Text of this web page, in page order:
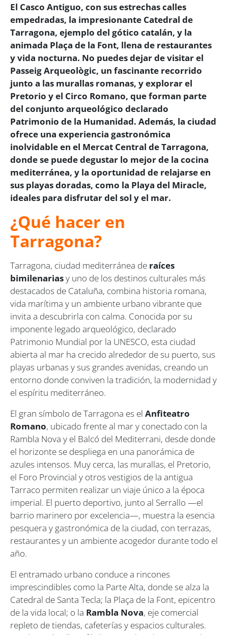
El Casco Antiguo, con sus estrechas calles
empedradas, la impresionante Catedral de
Tarragona, ejemplo del gótico catalán, y la
animada Plaça de la Font, llena de restaurantes
y vida nocturna. No puedes dejar de visitar el
Passeig Arqueològic, un fascinante recorrido
junto a las murallas romanas, y explorar el
Pretorio y el Circo Romano, que forman parte
del conjunto arqueológico declarado
Patrimonio de la Humanidad. Además, la ciudad
ofrece una experiencia gastronómica
inolvidable en el Mercat Central de Tarragona,
donde se puede degustar lo mejor de la cocina
mediterránea, y la oportunidad de relajarse en
sus playas doradas, como la Playa del Miracle,
ideales para disfrutar del sol y el mar.
¿Qué hacer en
Tarragona?
Tarragona, ciudad mediterránea de raíces
bimilenariasy uno de los destinos culturales más
destacados de Cataluña, combina historia romana,
vida marítima y un ambiente urbano vibrante que
invita a descubrirla con calma. Conocida por su
imponente legado arqueológico, declarado
Patrimonio Mundial por la UNESCO, esta ciudad
abierta al mar ha crecido alrededor de su puerto, sus
playas urbanas y sus grandes avenidas, creando un
entorno donde conviven la tradición, la modernidad y
el espíritu mediterráneo.
El gran símbolo de Tarragona es el Anfiteatro
Romano, ubicado frente al mar y conectado con la
Rambla Nova y el Balcó del Mediterrani, desde donde
el horizonte se despliega en una panorámica de
azules intensos. Muy cerca, las murallas, el Pretorio,
el Foro Provincial y otros vestigios de la antigua
Tarraco permiten realizar un viaje único a la época
imperial. El puerto deportivo, junto al Serrallo —el
barrio marinero por excelencia—, muestra la esencia
pesquera y gastronómica de la ciudad, con terrazas,
restaurantes y un ambiente acogedor durante todo el
año.
El entramado urbano conduce a rincones
imprescindibles como la Parte Alta, donde se alza la
Catedral de Santa Tecla; la Plaça de la Font, epicentro
de la vida local; o la Rambla Nova, eje comercial
repleto de tiendas, cafeterías y espacios culturales.